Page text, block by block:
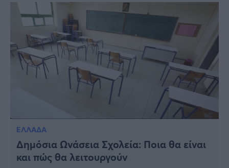
ΕΛΛΑΔΑ
Δημόσια Ωνάσεια Σχολεία: Ποια θα είναι
και πώς θα λειτουργούν